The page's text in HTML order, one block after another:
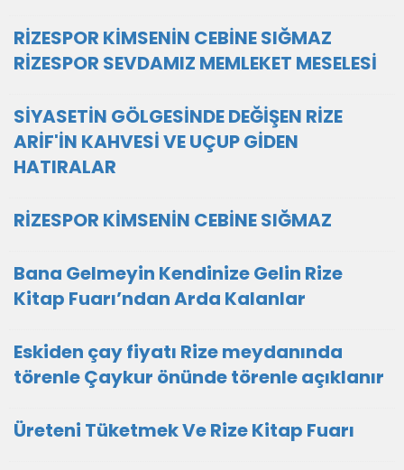
RİZESPOR KİMSENİN CEBİNE SIĞMAZ
RİZESPOR SEVDAMIZ MEMLEKET MESELESİ
SİYASETİN GÖLGESİNDE DEĞİŞEN RİZE
ARİF'İN KAHVESİ VE UÇUP GİDEN
HATIRALAR
RİZESPOR KİMSENİN CEBİNE SIĞMAZ
Bana Gelmeyin Kendinize Gelin Rize
Kitap Fuarı’ndan Arda Kalanlar
Eskiden çay fiyatı Rize meydanında
törenle Çaykur önünde törenle açıklanır
Üreteni Tüketmek Ve Rize Kitap Fuarı